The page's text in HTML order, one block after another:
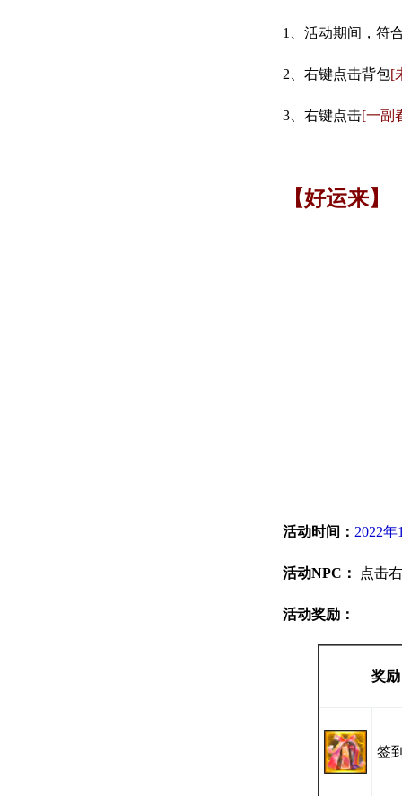
1、活动期间，符
2、右键点击背包[
3、右键点击[一副
【好运来】
活动时间： 2022
活动NPC： 点击
活动奖励：
奖励
签